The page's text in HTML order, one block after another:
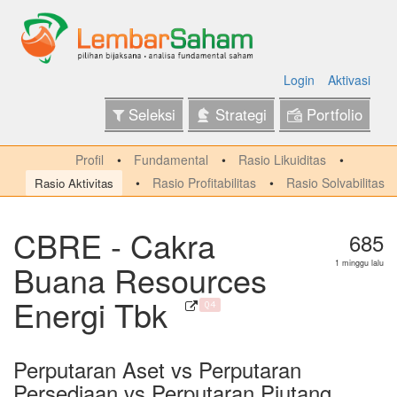
Login Aktivasi
Seleksi Strategi Portfolio
Profil Fundamental Rasio Likuiditas
Rasio Aktivitas Rasio Profitabilitas Rasio Solvabilitas
CBRE - Cakra
Buana Resources
Energi Tbk Q4
685
1 minggu lalu
Perputaran Aset vs Perputaran